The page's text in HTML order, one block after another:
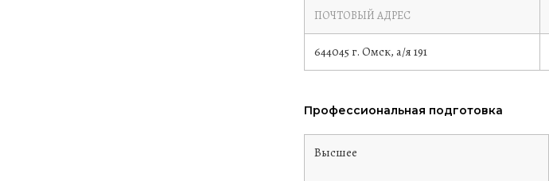
ПОЧТОВЫЙ АДРЕС
644045 г. Омск, а/я 191
Профессиональная подготовка
Высшее